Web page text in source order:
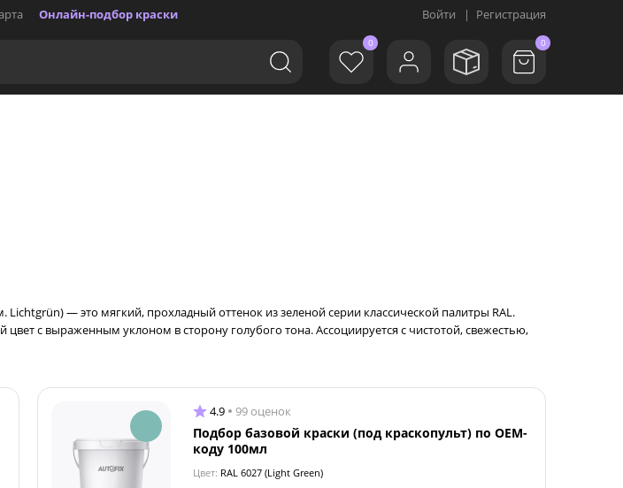
Онлайн-подбор краски Войти | Регистрация
0 0
— это мягкий, прохладный оттенок из зеленой серии классической палитры RAL.
с выраженным уклоном в сторону голубого тона. Ассоциируется с чистотой, свежестью,
4.9 99 оценок
Подбор базовой краски (под краскопульт) по OEM-
коду 100мл
Цвет: RAL 6027 (Light Green)